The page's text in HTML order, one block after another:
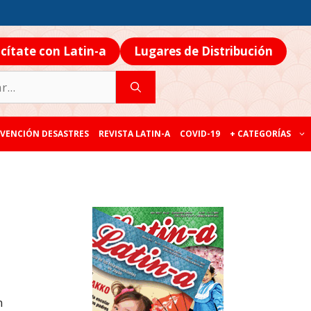
con Latin-a Lugares de Distribución
DESASTRES REVISTA LATIN-A COVID-19 + CATEGORÍAS